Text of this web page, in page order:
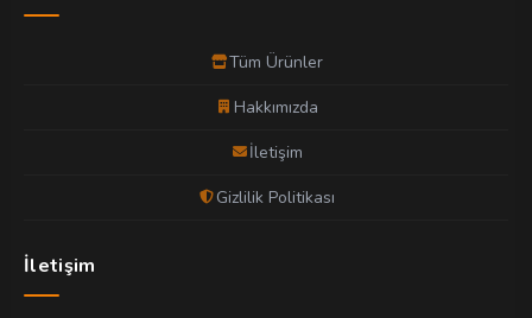
Tüm Ürünler
Hakkımızda
İletişim
Gizlilik Politikası
İletişim